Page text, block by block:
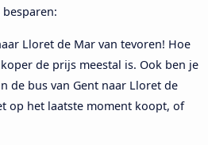
Lloret de Mar van tevoren! Hoe
de prijs meestal is. Ook ben je
de bus van Gent naar Lloret de
op het laatste moment koopt, of